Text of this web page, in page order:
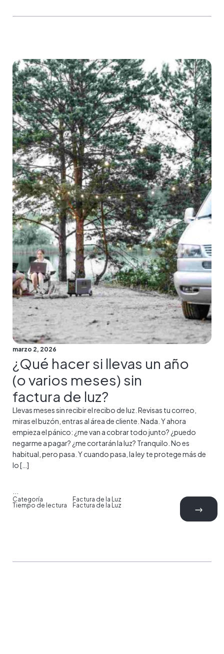
marzo 2, 2026
¿Qué hacer si llevas un año
(o varios meses) sin
factura de luz?
Llevas meses sin recibir el recibo de luz. Revisas tu correo,
miras el buzón, entras al área de cliente. Nada. Y ahora
empieza el pánico: ¿me van a cobrar todo junto? ¿puedo
negarme a pagar? ¿me cortarán la luz? Tranquilo. No es
habitual, pero pasa. Y cuando pasa, la ley te protege más de
lo […]
Categoría
Factura de la Luz
Tiempo de lectura
Factura de la Luz